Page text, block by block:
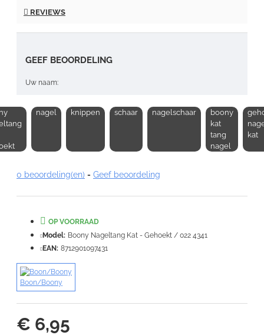
REVIEWS
GEEF BEOORDELING
Uw naam:
Opmerking:
Note:HTML-code wordt niet vertaald!
Slecht
nagel knippen schaar nagelschaar
boony
kat
tang
nagel
kat
0 beoordeling(en) - Geef beoordeling
€ 6,95
OP VOORRAAD
Model: Boony Nageltang Kat - Gehoekt / 022 4341
EAN: 8712901097431
Boon/Boony